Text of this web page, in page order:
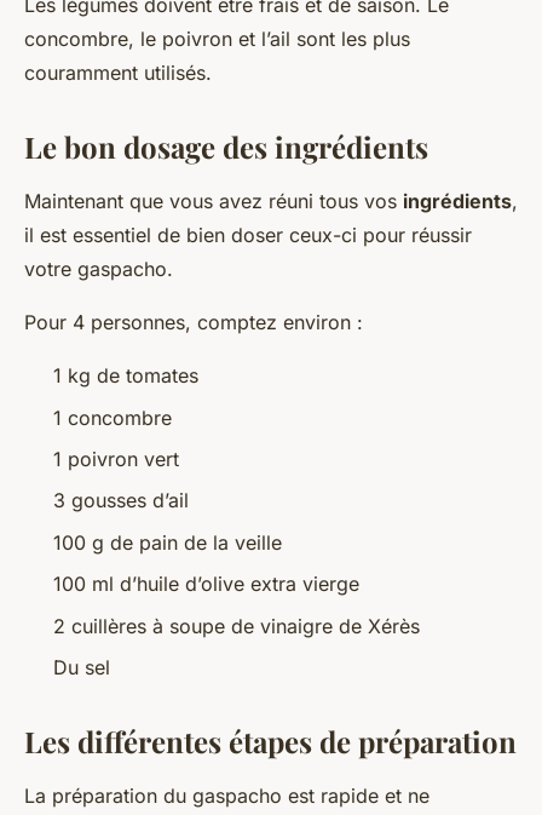
Les légumes doivent être frais et de saison. Le
concombre, le poivron et l’ail sont les plus
couramment utilisés.
Le bon dosage des ingrédients
Maintenant que vous avez réuni tous vos ingrédients,
il est essentiel de bien doser ceux-ci pour réussir
votre gaspacho.
Pour 4 personnes, comptez environ :
1 kg de tomates
1 concombre
1 poivron vert
3 gousses d’ail
100 g de pain de la veille
100 ml d’huile d’olive extra vierge
2 cuillères à soupe de vinaigre de Xérès
Du sel
Les différentes étapes de préparation
La préparation du gaspacho est rapide et ne